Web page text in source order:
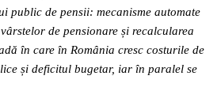
public de pensii: mecanisme automate
de pensionare și recalcularea
în care în România cresc costurile de
și deficitul bugetar, iar în paralel se